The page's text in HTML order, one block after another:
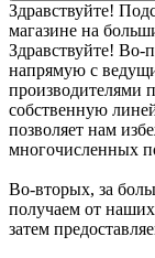
Здравствуйте!
магазине на
Здравствуйте! Во-
напрямую с
производителями
собственную
позволяет нам
многочисленных
Во-вторых, за
получаем от
затем